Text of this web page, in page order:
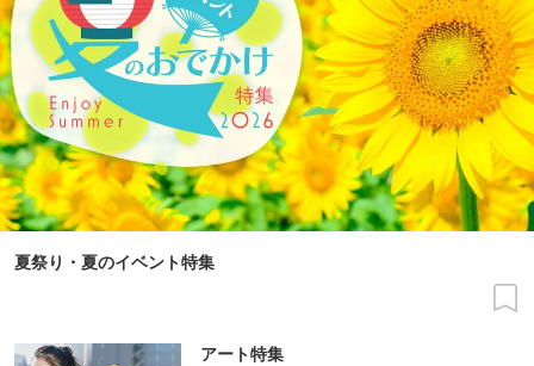
夏祭り・夏のイベント特集
アート特集